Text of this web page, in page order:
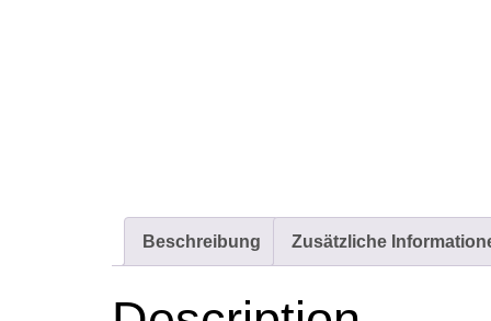
Beschreibung Zusätzliche